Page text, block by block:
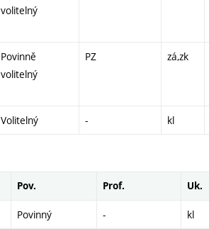
volitelný
Povinně
volitelný
PZ zá,zk
Volitelný - kl
Pov. Prof. Uk.
Povinný - kl